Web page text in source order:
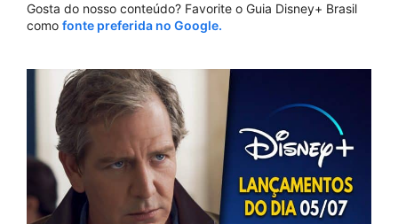
Gosta do nosso conteúdo? Favorite o Guia Disney+ Brasil
como fonte preferida no Google.